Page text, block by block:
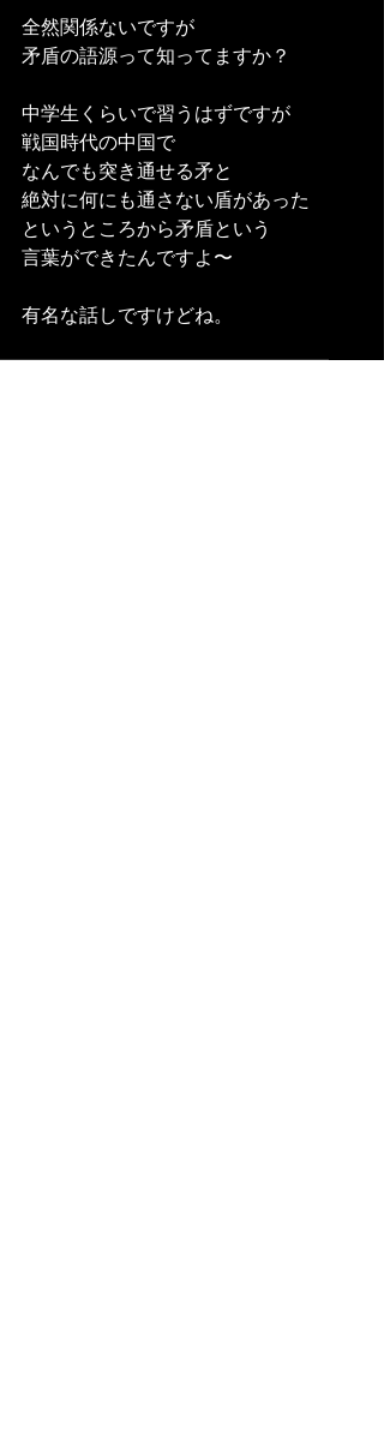
全然関係ないですが
矛盾の語源って知ってますか？
中学生くらいで習うはずですが
戦国時代の中国で
なんでも突き通せる矛と
絶対に何にも通さない盾があった
というところから矛盾という
言葉ができたんですよ〜
有名な話しですけどね。